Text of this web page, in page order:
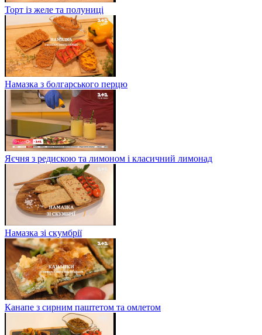
Торт із желе та полуниці
Намазка з болгарського перцю
Яєчня з редискою та лимоном і класичний лимонад
Намазка зі скумбрії
Канапе з сирним паштетом та омлетом